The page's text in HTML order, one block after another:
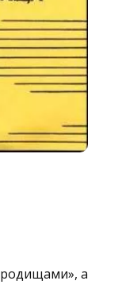
родищами», а